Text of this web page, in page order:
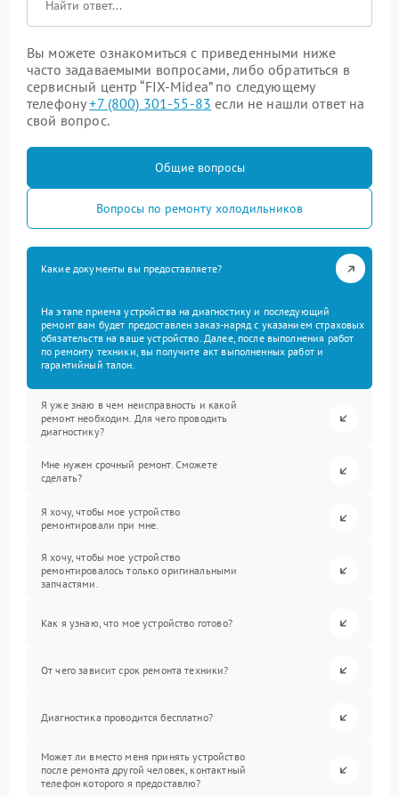
Вы можете ознакомиться с приведенными ниже
часто задаваемыми вопросами, либо обратиться в
сервисный центр “FIX-Midea” по следующему
телефону+7 (800) 301-55-83 если не нашли ответ на
свой вопрос.
Общие вопросы
Вопросы по ремонту холодильников
Какие документы вы предоставляете?
На этапе приема устройства на диагностику и последующий
ремонт вам будет предоставлен заказ-наряд с указанием страховых
обязательств на ваше устройство. Далее, после выполнения работ
по ремонту техники, вы получите акт выполненных работ и
гарантийный талон.
Я уже знаю в чем неисправность и какой
ремонт необходим. Для чего проводить
диагностику?
Мне нужен срочный ремонт. Сможете
сделать?
Я хочу, чтобы мое устройство
ремонтировали при мне.
Я хочу, чтобы мое устройство
ремонтировалось только оригинальными
запчастями.
Как я узнаю, что мое устройство готово?
От чего зависит срок ремонта техники?
Диагностика проводится бесплатно?
Может ли вместо меня принять устройство
после ремонта другой человек, контактный
телефон которого я предоставлю?